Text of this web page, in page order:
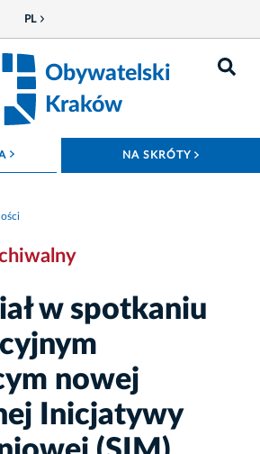
PL
Obywatelski
Kraków
ROZWIŃ MENU NA SKRÓTY
w spotkaniu
nowej
Inicjatywy